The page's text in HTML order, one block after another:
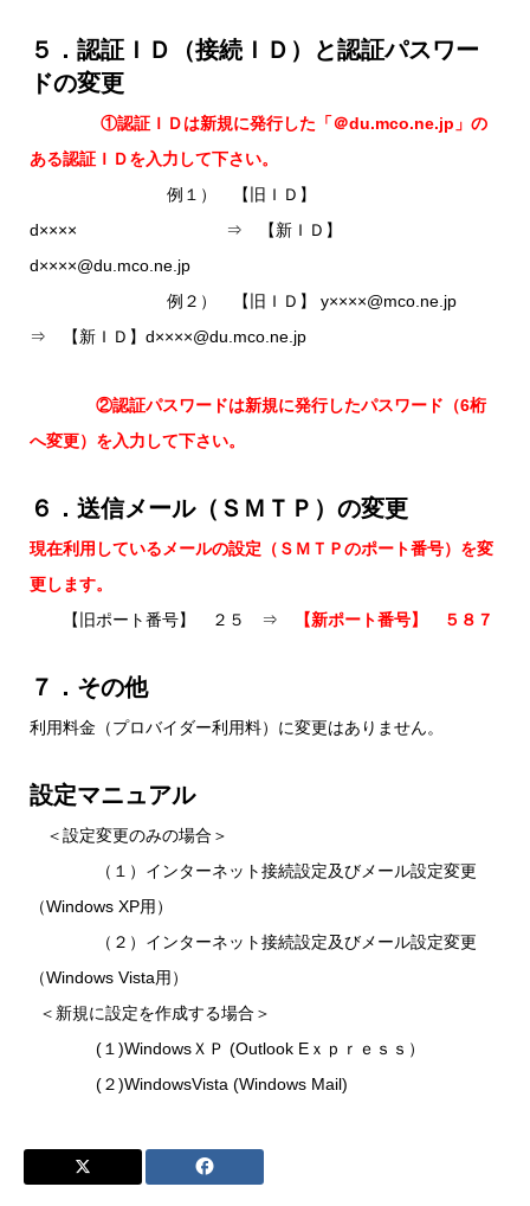
５．認証ＩＤ（接続ＩＤ）と認証パスワー
ドの変更
①認証ＩＤは新規に発行した「＠du.mco.ne.jp」の
ある認証ＩＤを入力して下さい。
例１） 【旧ＩＤ】
d×××× ⇒ 【新ＩＤ】
d××××@du.mco.ne.jp
例２） 【旧ＩＤ】 y××××@mco.ne.jp
⇒ 【新ＩＤ】d××××@du.mco.ne.jp
②認証パスワードは新規に発行したパスワード（6桁
へ変更）を入力して下さい。
６．送信メール（ＳＭＴＰ）の変更
現在利用しているメールの設定（ＳＭＴＰのポート番号）を変
更します。
【旧ポート番号】 ２５ ⇒
【新ポート番号】 ５８７
７．その他
利用料金（プロバイダー利用料）に変更はありません。
設定マニュアル
＜設定変更のみの場合＞
（１） インターネット接続設定及びメール設定変更
（Windows XP用）
（２） インターネット接続設定及びメール設定変更
（Windows Vista用）
＜新規に設定を作成する場合＞
(１)WindowsＸＰ (Outlook Eｘｐｒｅｓｓ）
(２)WindowsVista (Windows Mail)